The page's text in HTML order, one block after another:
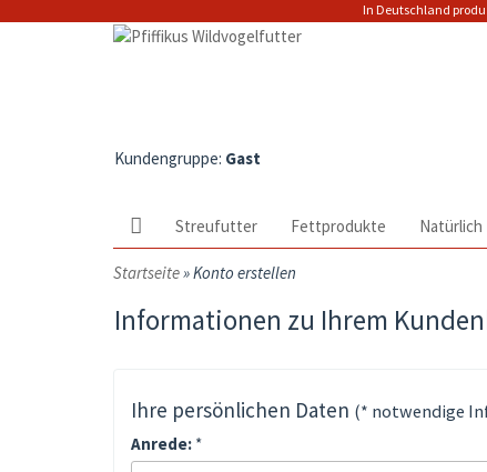
In Deutschland
Kundengruppe: Gast
Streufutter Fettprodukte
Startseite»Konto erstellen
Informationen zu Ihrem
Ihre persönlichen Daten (* notwendige
Anrede: *